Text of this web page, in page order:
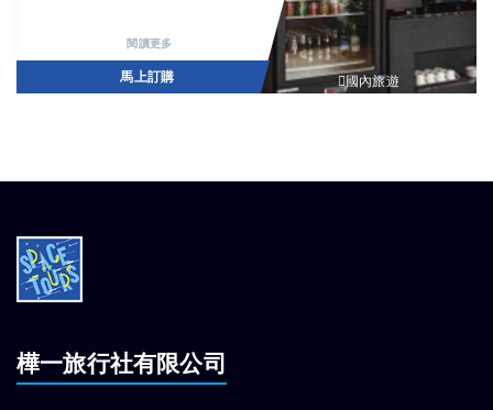
國內旅遊
閱讀更多
馬上訂購
樺一旅行社有限公司